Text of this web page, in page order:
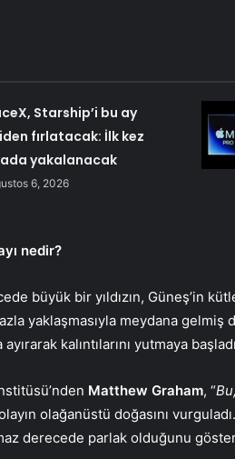
Starship’i bu ay
fırlatacak: İlk kez
yakalanacak
6, 2026
nedir?
büyük bir yıldızın, Güneş’in
yaklaşmasıyla meydana
kalıntılarını yutmaya
Matthew Graham, “
olağanüstü doğasını
derecede parlak olduğunu